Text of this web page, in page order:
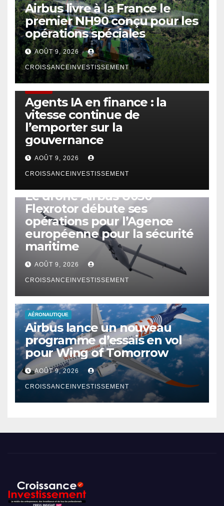
Airbus livre à la France le
premier NH90 conçu pour les
opérations spéciales
AOÛT 9, 2026
CROISSANCEINVESTISSEMENT
Agents IA en finance : la
vitesse continue de
l’emporter sur la
gouvernance
AOÛT 9, 2026
CROISSANCEINVESTISSEMENT
Le drone Airbus U030
Flexrotor débute ses
opérations pour l’Agence
européenne pour la sécurité
maritime
AOÛT 9, 2026
CROISSANCEINVESTISSEMENT
AÉRONAUTIQUE
Airbus lance un nouveau
programme d’essais en vol
pour Wing of Tomorrow
AOÛT 9, 2026
CROISSANCEINVESTISSEMENT